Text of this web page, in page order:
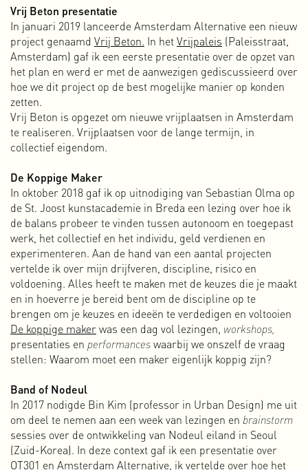
was zoals we het zelf altijd noemden
we na exact twintig jaar samenwerken gestopt. Tijd voor wat
nieuws, een nieuwe richting, nieuwe doelen en nieuwe
ambities. We delen nog steeds een studio, maar zijn nu
beiden werkzaam onder een eigen naam.
Meer over 310k
Basserk
Eind 2005 besloten Peter Rutten, Paul Rickus en ikzelf om
de muziek van onze electropunk band 3-1 uit te brengen op
eerste EP, ‘Don’t Destroy,’ werd op vinyl geperst in een
oplage van 500 stuks. Tot onze verbazing werden al die
platen vrij snel verkocht. Dat stemde optimistisch dus niet
snel daarna volgden meer releases. We begonnen met
electropunk en electro, maar niet lang daarna besloten we
ook muziek uit te brengen die onder andere genres valt. Dat
ging van electro tot techno, ambient, bass, future beats,
breaks, enzovoorts. We wilden ons niet tot één genre
beperken. Zolang het maar rauw en energiek was.
Ondanks wat kleine succesjes en de aanwezige potentie om
er iets ‘groots’ van te maken is en blijft Basserk een ‘klein’
label. We hebben helaas de tijd en middelen niet om het
groter aan te pakken. Basserk bestaat nog steeds omdat we
getalenteerde makers op weg te helpen.
Meer over Basserk
Abnormal Data Processing
Abnormal Data Processing is een kleine, onafhankelijke
uitgeverij die ik in 2011 heb opgezet om zelf (en in
Vrij Beton presentatie
In januari 2019 lanceerde Amsterdam Alternative een nieuw
project genaamd Vrij Beton. In hetVrijpaleis (Paleisstraat,
Amsterdam) gaf ik een eerste presentatie over de opzet van
het plan en werd er met de aanwezigen gediscussieerd over
hoe we dit project op de best mogelijke manier op konden
zetten.
Vrij Beton is opgezet om nieuwe vrijplaatsen in Amsterdam
te realiseren. Vrijplaatsen voor de lange termijn, in
collectief eigendom.
De Koppige Maker
In oktober 2018 gaf ik op uitnodiging van Sebastian Olma op
de St. Joost kunstacademie in Breda een lezing over hoe ik
de balans probeer te vinden tussen autonoom en toegepast
werk, het collectief en het individu, geld verdienen en
experimenteren. Aan de hand van een aantal projecten
vertelde ik over mijn drijfveren, discipline, risico en
voldoening. Alles heeft te maken met de keuzes die je maakt
en in hoeverre je bereid bent om de discipline op te
brengen om je keuzes en ideeën te verdedigen en voltooien
De koppige makerwas een dag vol lezingen, workshops,
presentaties en performanceswaarbij we onszelf de vraag
stellen: Waarom moet een maker eigenlijk koppig zijn?
Band of Nodeul
In 2017 nodigde Bin Kim (professor in Urban Design) me uit
om deel te nemen aan een week van lezingen en brainstorm
sessies over de ontwikkeling van Nodeul eiland in Seoul
(Zuid-Korea). In deze context gaf ik een presentatie over
OT301 en Amsterdam Alternative, ik vertelde over hoe het